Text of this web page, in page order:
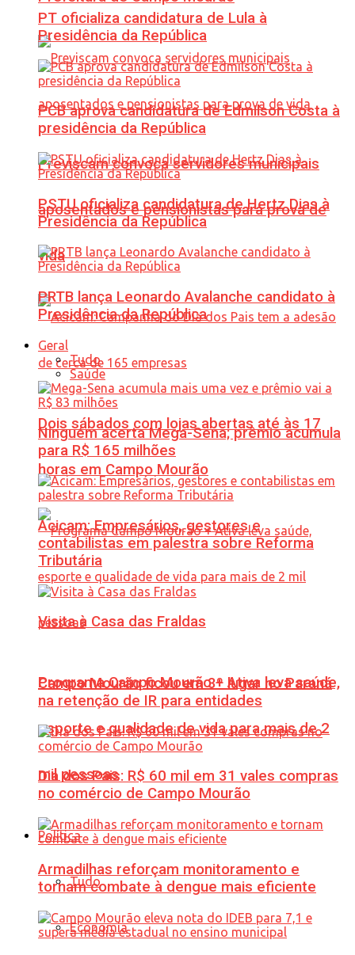
Previscam convoca servidores municipais
aposentados e pensionistas para prova de
vida
Dois sábados com lojas abertas até às 17
horas em Campo Mourão
Programa Campo Mourão + Ativa leva saúde,
esporte e qualidade de vida para mais de 2
mil pessoas
Política
Tudo
Economia
PT oficializa candidatura de Lula à
Presidência da República
PCB aprova candidatura de Edmilson Costa à
presidência da República
PSTU oficializa candidatura de Hertz Dias à
Presidência da República
PRTB lança Leonardo Avalanche candidato à
Presidência da República
Geral
Tudo
Saúde
Ninguém acerta Mega-Sena; prêmio acumula
para R$ 165 milhões
Acicam: Empresários, gestores e
contabilistas em palestra sobre Reforma
Tributária
Visita à Casa das Fraldas
Campo Mourão ficou em 3º lugar no Paraná
na retenção de IR para entidades
Dia dos Pais: R$ 60 mil em 31 vales compras
no comércio de Campo Mourão
Armadilhas reforçam monitoramento e
tornam combate à dengue mais eficiente